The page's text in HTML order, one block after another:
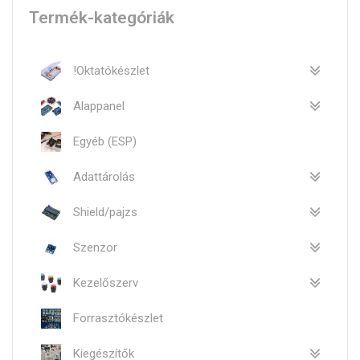
Termék-kategóriák
!Oktatókészlet
Alappanel
Egyéb (ESP)
Adattárolás
Shield/pajzs
Szenzor
Kezelőszerv
Forrasztókészlet
Kiegészítők